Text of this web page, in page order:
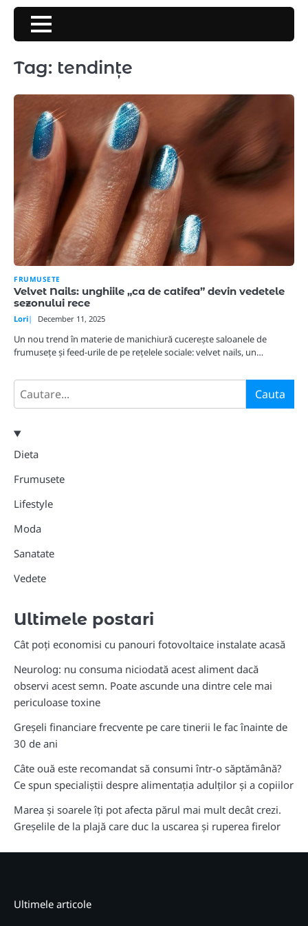
Skip
content
Tag: tendințe
FRUMUSETE
Velvet Nails: unghiile „ca de catifea” devin vedetele
sezonului rece
Lori December 11, 2025
Un nou trend în materie de manichiură cucerește saloanele de
frumusețe și feed-urile de pe rețelele sociale: velvet nails, un…
Search Cauta
Dieta
Frumusete
Lifestyle
Moda
Sanatate
Vedete
Ultimele postari
Cât poți economisi cu panouri fotovoltaice instalate acasă
Neurolog: nu consuma niciodată acest aliment dacă
observi acest semn. Poate ascunde una dintre cele mai
periculoase toxine
Greșeli financiare frecvente pe care tinerii le fac înainte de
30 de ani
Câte ouă este recomandat să consumi într-o săptămână?
Ce spun specialiștii despre alimentația adulților și a copiilor
Marea și soarele îți pot afecta părul mai mult decât crezi.
Greșelile de la plajă care duc la uscarea și ruperea firelor
Ultimele articole